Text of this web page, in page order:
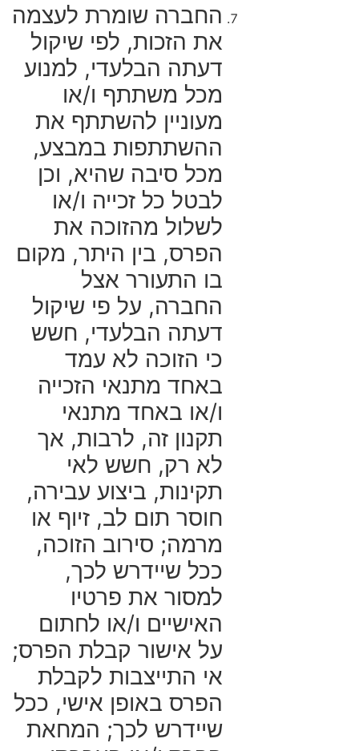
החברה שומרת לעצמה
את הזכות, לפי שיקול
דעתה הבלעדי, למנוע
מכל משתתף ו/או
מעוניין להשתתף את
ההשתתפות במבצע,
מכל סיבה שהיא, וכן
לבטל כל זכייה ו/או
לשלול מהזוכה את
הפרס, בין היתר, מקום
בו התעורר אצל
החברה, על פי שיקול
דעתה הבלעדי, חשש
כי הזוכה לא עמד
באחד מתנאי הזכייה
ו/או באחד מתנאי
תקנון זה, לרבות, אך
לא רק, חשש לאי
תקינות, ביצוע עבירה,
חוסר תום לב, זיוף או
מרמה; סירוב הזוכה,
ככל שיידרש לכך,
למסור את פרטיו
האישיים ו/או לחתום
על אישור קבלת הפרס;
אי התייצבות לקבלת
הפרס באופן אישי, ככל
שיידרש לכך; המחאת